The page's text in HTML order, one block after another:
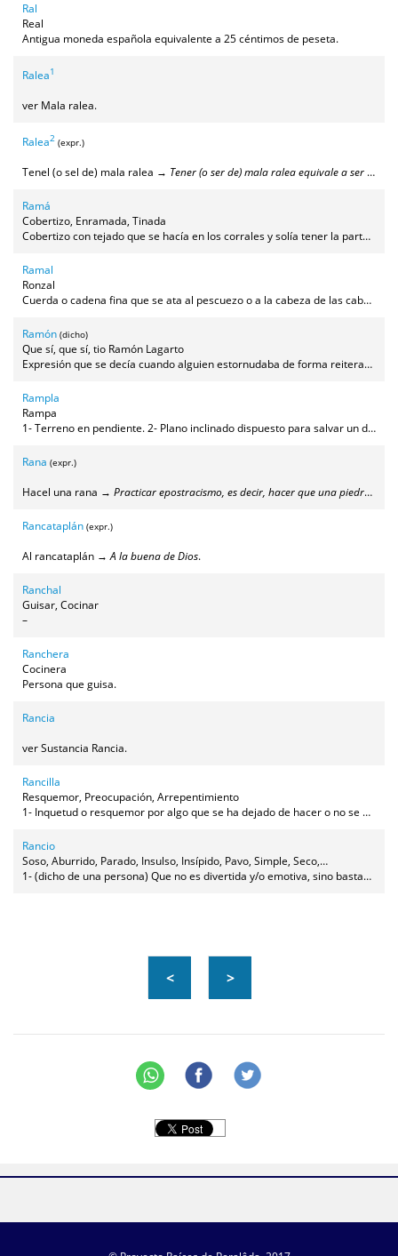
Ral
Real
Antigua moneda española equivalente a 25 céntimos de peseta.
Ralea1
ver Mala ralea.
Ralea2 (expr.)
Tenel (o sel de) mala ralea → Tener (o ser de) mala ralea equivale a ser una mala persona, a tener mala idea
Ramá
Cobertizo, Enramada, Tinada
Cobertizo con tejado que se hacía en los corrales y solía tener la parte frontal descubierta para resguardar en él maquinaria, tractores, animales, etc.
Ramal
Ronzal
Cuerda o cadena fina que se ata al pescuezo o a la cabeza de las caballerías para sujetarlas o conducirlas.
Ramón (dicho)
Que sí, que sí, tio Ramón Lagarto
Expresión que se decía cuando alguien estornudaba de forma reiterada, al igual que se dice "Jesús".
Rampla
Rampa
1- Terreno en pendiente. 2- Plano inclinado dispuesto para salvar un desnivel sin hacer escaleras.
Rana (expr.)
Hacel una rana → Practicar epostracismo, es decir, hacer que una piedrecilla plana rebote en el agua lanzándola con fuerza
Rancataplán (expr.)
Al rancataplán →A la buena de Dios.
Ranchal
Guisar, Cocinar
–
Ranchera
Cocinera
Persona que guisa.
Rancia
ver Sustancia Rancia.
Rancilla
Resquemor, Preocupación, Arrepentimiento
1- Inquetud o resquemor por algo que se ha dejado de hacer o no se ha hecho como debiera. 2- Preocupación o arrepentimiento.
Rancio
Soso, Aburrido, Parado, Insulso, Insípido, Pavo, Simple, Seco,
Frío, Distante, Inexpresivo, Desagradable, Mala persona
1- (dicho de una persona) Que no es divertida y/o emotiva, sino bastante insulsa. 2- Forma despectiva de designar a alguien que nos cae mal o que es mala persona.
< >